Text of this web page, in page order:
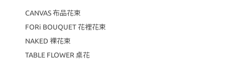
CANVAS布品花束
FORi BOUQUET 花裡花束
NAKED 裸花束
TABLE FLOWER 桌花